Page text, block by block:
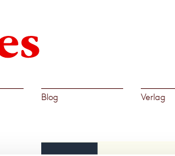
Blog Verlag